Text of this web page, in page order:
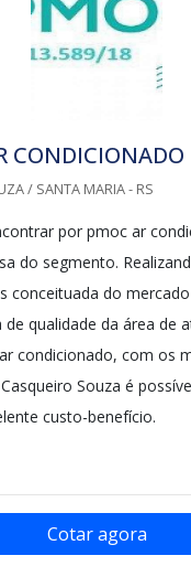
CONDICIONADO
/ SANTA MARIA - RS
por pmoc ar
do segmento.
conceituada do
qualidade da área de
condicionado, com os
Souza é
custo-benefício.
Cotar agora